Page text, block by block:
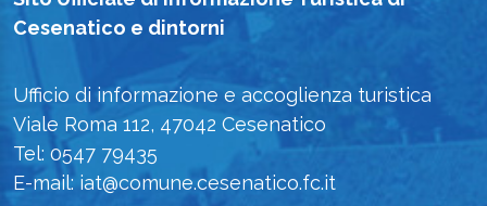
Cesenatico e dintorni
Ufficio di informazione e accoglienza turistica
Viale Roma 112, 47042 Cesenatico
Tel: 0547 79435
E-mail: iat@comune.cesenatico.fc.it